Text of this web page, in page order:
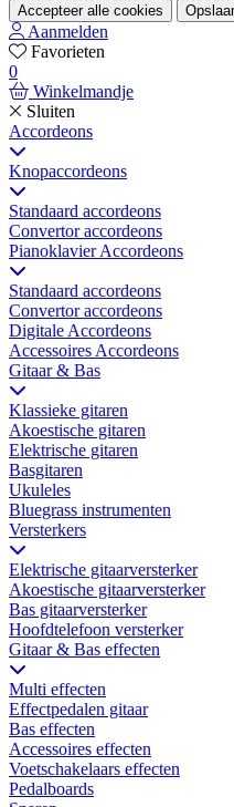
Accepteer alle cookies
Aanmelden
Favorieten
0
Winkelmandje
Sluiten
Accordeons
Knopaccordeons
Standaard accordeons
Convertor accordeons
Pianoklavier Accordeons
Standaard accordeons
Convertor accordeons
Digitale Accordeons
Accessoires Accordeons
Gitaar & Bas
Klassieke gitaren
Akoestische gitaren
Elektrische gitaren
Basgitaren
Ukuleles
Bluegrass instrumenten
Versterkers
Elektrische gitaarversterker
Akoestische gitaarversterker
Bas gitaarversterker
Hoofdtelefoon versterker
Gitaar & Bas effecten
Multi effecten
Effectpedalen gitaar
Bas effecten
Accessoires effecten
Voetschakelaars effecten
Pedalboards